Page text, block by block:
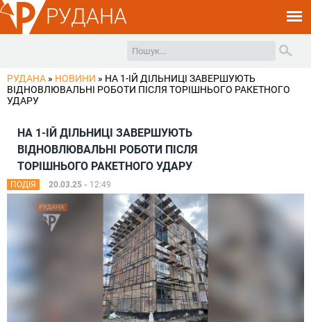
РУДАНА
РУДАНА » НОВИНИ » НА 1-ІЙ ДІЛЬНИЦІ ЗАВЕРШУЮТЬ
ВІДНОВЛЮВАЛЬНІ РОБОТИ ПІСЛЯ ТОРІШНЬОГО РАКЕТНОГО
УДАРУ
НА 1-ІЙ ДІЛЬНИЦІ ЗАВЕРШУЮТЬ
ВІДНОВЛЮВАЛЬНІ РОБОТИ ПІСЛЯ
ТОРІШНЬОГО РАКЕТНОГО УДАРУ
ПОДІЯ 20.03.25 - 12:49